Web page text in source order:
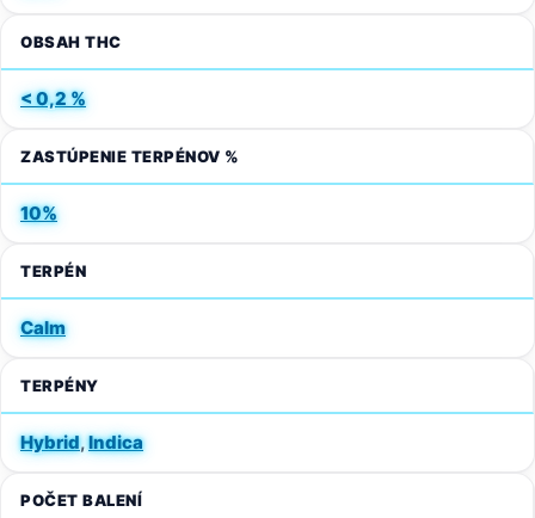
OBSAH THC
< 0,2 %
ZASTÚPENIE TERPÉNOV %
10%
TERPÉN
Calm
TERPÉNY
Hybrid,Indica
POČET BALENÍ